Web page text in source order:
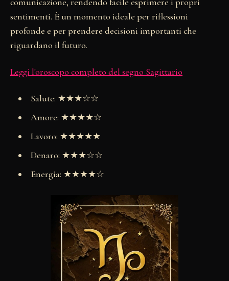
sentimenti. È un momento ideale per riflessioni
profonde e per prendere decisioni importanti che
riguardano il futuro.
Leggi l'oroscopo completo del segno Sagittario
Salute: ★★★☆☆
Amore: ★★★★☆
Lavoro: ★★★★★
Denaro: ★★★☆☆
Energia: ★★★★☆